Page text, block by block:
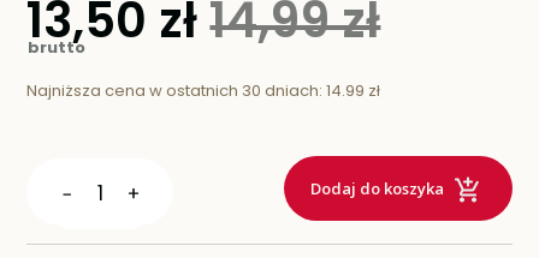
of
of
Cena
promocyjna
13,50 zł 14,99 zł
Najniższa cena w ostatnich 30 dniach:14.99 zł
Dodaj do koszyka